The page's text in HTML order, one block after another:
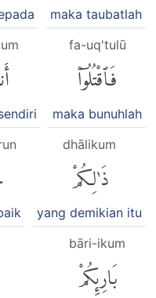
maka taubatlah
fa-uq'tulū
فَٱقْتُلُوٓا۟
maka bunuhlah
dhālikum
ذَٰلِكُمْ
yang demikian itu
bāri-ikum
بَارِئِكُمْ